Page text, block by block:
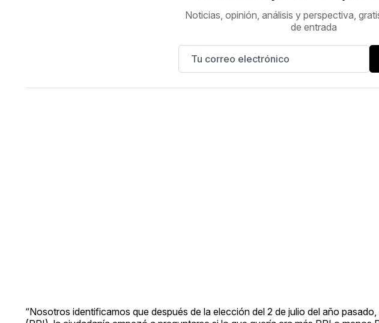
Noticias, opinión, análisis y perspectiva,
de entrada
“Nosotros identificamos que después de la elección del 2 de julio del año